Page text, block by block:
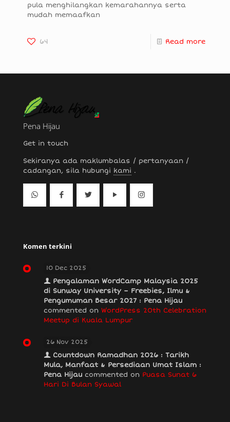
pula menghilangkan kemarahannya serta
mudah memaafkan
64 Read more
Pena Hijau
Get in touch
Sekiranya ada maklumbalas / pertanyaan /
cadangan, sila hubungi kami .
Komen terkini
10 Dec 2025
Pengalaman WordCamp Malaysia 2025
di Sunway University – Freebies, Ilmu &
Pengumuman Besar 2027 : Pena Hijau
commented on WordPress 20th Celebration
Meetup di Kuala Lumpur
26 Nov 2025
Countdown Ramadhan 2026 : Tarikh
Mula, Manfaat & Persediaan Umat Islam :
Pena Hijau commented on Puasa Sunat 6
Hari Di Bulan Syawal